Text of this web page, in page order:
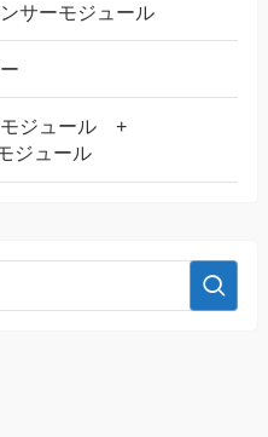
サーモジュール
モジュール +
ジュール